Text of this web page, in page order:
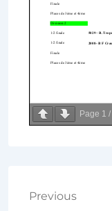
Page 1 /
Previous